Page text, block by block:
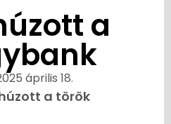
a
április 18.
a török